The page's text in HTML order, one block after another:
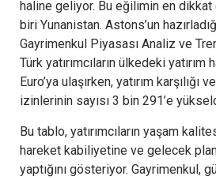
haline geliyor. Bu eğilimin en
biri Yunanistan. Astons’un
Gayrimenkul Piyasası Analiz ve
Türk yatırımcıların ülkedeki
Euro’ya ulaşırken, yatırım karşılığı
izinlerinin sayısı 3 bin 291’e
Bu tablo, yatırımcıların yaşam
hareket kabiliyetine ve gelecek
yaptığını gösteriyor. Gayrimenkul,